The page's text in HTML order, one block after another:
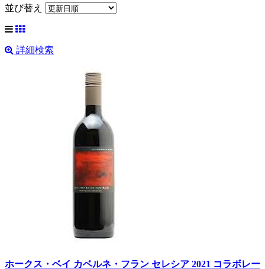
並び替え
詳細検索
ホークス・ベイ カベルネ・フラン セレシア 2021 コラボレー